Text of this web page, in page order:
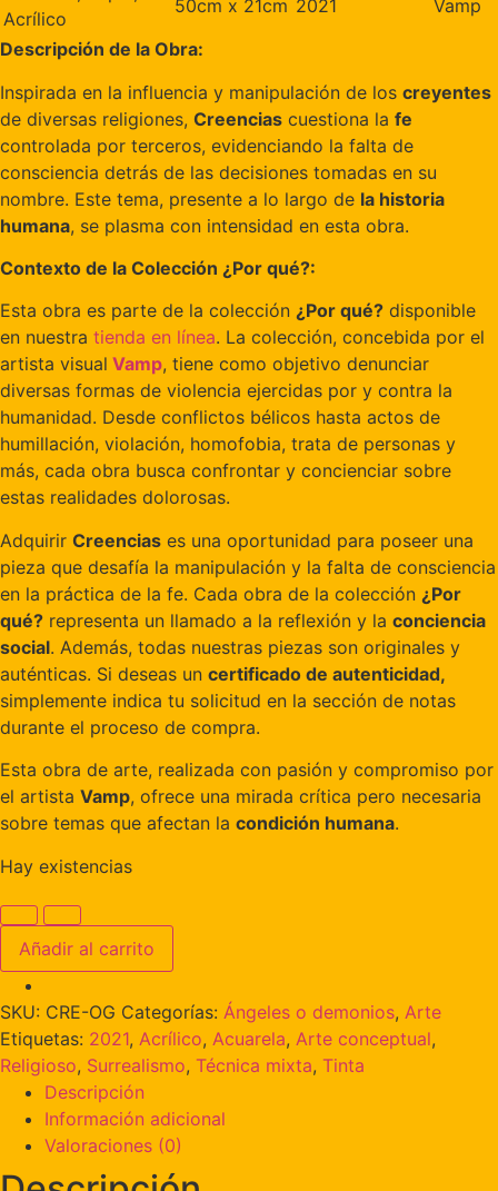
Acrílico
50cm x 21cm 2021
Vamp
Descripción de la Obra:
Inspirada en la influencia y manipulación de los creyentes
de diversas religiones, Creencias cuestiona la fe
controlada por terceros, evidenciando la falta de
consciencia detrás de las decisiones tomadas en su
nombre. Este tema, presente a lo largo de la historia
humana, se plasma con intensidad en esta obra.
Contexto de la Colección ¿Por qué?:
Esta obra es parte de la colección ¿Por qué? disponible
en nuestra tienda en línea. La colección, concebida por el
artista visual Vamp, tiene como objetivo denunciar
diversas formas de violencia ejercidas por y contra la
humanidad. Desde conflictos bélicos hasta actos de
humillación, violación, homofobia, trata de personas y
más, cada obra busca confrontar y concienciar sobre
estas realidades dolorosas.
Adquirir Creencias es una oportunidad para poseer una
pieza que desafía la manipulación y la falta de consciencia
en la práctica de la fe. Cada obra de la colección ¿Por
qué? representa un llamado a la reflexión y la conciencia
social. Además, todas nuestras piezas son originales y
auténticas. Si deseas un certificado de autenticidad,
simplemente indica tu solicitud en la sección de notas
durante el proceso de compra.
Esta obra de arte, realizada con pasión y compromiso por
el artista Vamp, ofrece una mirada crítica pero necesaria
sobre temas que afectan la condición humana.
Hay existencias
Añadir al carrito
SKU: CRE-OG Categorías: Ángeles o demonios, Arte
Etiquetas: 2021, Acrílico, Acuarela, Arte conceptual,
Religioso, Surrealismo, Técnica mixta, Tinta
Descripción
Información adicional
Valoraciones (0)